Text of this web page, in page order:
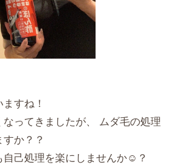
すね！
ってきましたが、 ムダ毛の処理
か？？
自己処理を楽にしませんか☺️？